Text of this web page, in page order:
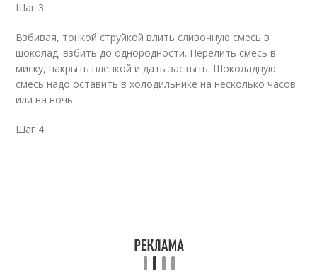
Шаг 3
Взбивая, тонкой струйкой влить сливочную смесь в
шоколад; взбить до однородности. Перелить смесь в
миску, накрыть пленкой и дать застыть. Шоколадную
смесь надо оставить в холодильнике на несколько часов
или на ночь.
Шаг 4